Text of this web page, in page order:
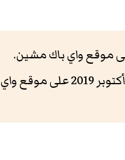
7 أكتوبر 2019 على موقع واي